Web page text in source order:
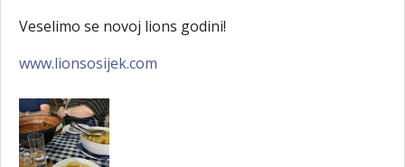
Veselimo se novoj lions godini!
www.lionsosijek.com